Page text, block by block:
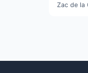
Zac de la